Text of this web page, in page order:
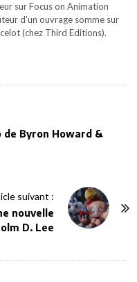
sur Focus on Animation
d'un ouvrage somme sur
(chez Third Editions).
de Byron Howard &
suivant :
nouvelle
D. Lee